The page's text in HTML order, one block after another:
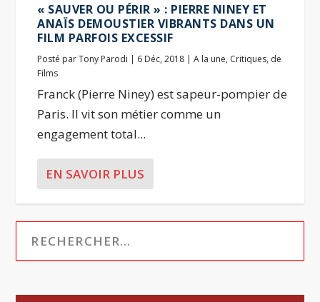
« SAUVER OU PÉRIR » : PIERRE NINEY ET
ANAÏS DEMOUSTIER VIBRANTS DANS UN
FILM PARFOIS EXCESSIF
Posté parTony Parodi | 6 Déc, 2018 |A la une, Critiques, de
Films
Franck (Pierre Niney) est sapeur-pompier de
Paris. Il vit son métier comme un
engagement total...
EN SAVOIR PLUS